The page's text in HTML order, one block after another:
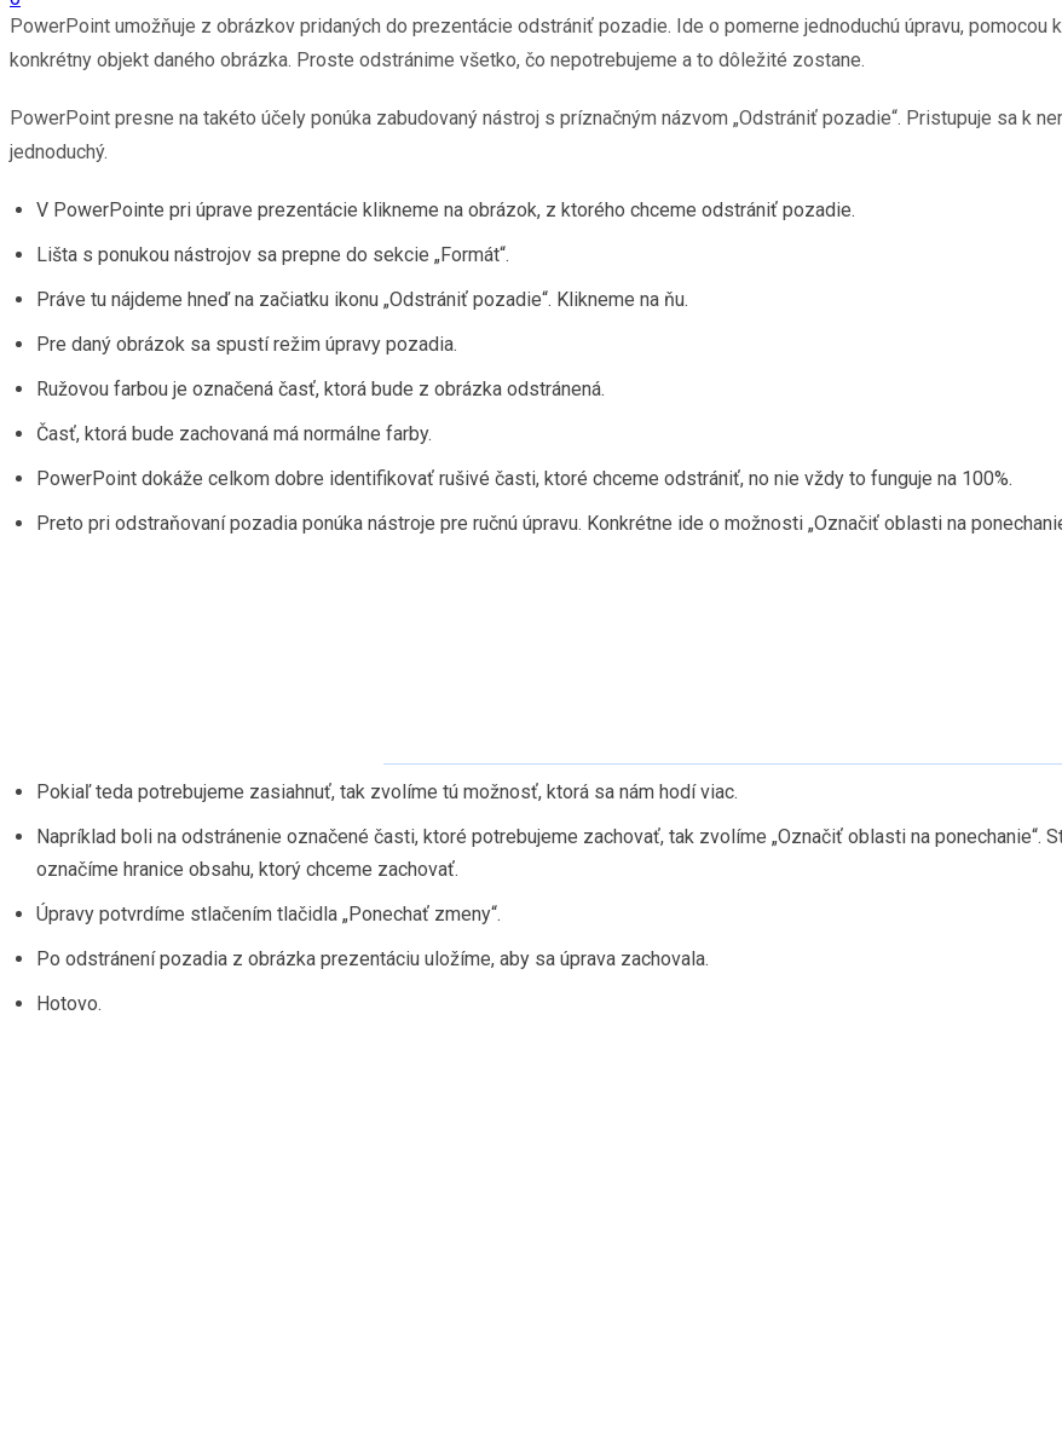
PowerPoint umožňuje z obrázkov pridaných do prezentácie odstrániť pozadie. Ide o pomerne jednoduchú úpravu,
konkrétny objekt daného obrázka. Proste odstránime všetko, čo nepotrebujeme a to dôležité zostane.
PowerPoint presne na takéto účely ponúka zabudovaný nástroj s príznačným názvom „Odstrániť pozadie“. Pristupuje sa k
jednoduchý.
V PowerPointe pri úprave prezentácie klikneme na obrázok, z ktorého chceme odstrániť pozadie.
Lišta s ponukou nástrojov sa prepne do sekcie „Formát“.
Práve tu nájdeme hneď na začiatku ikonu „Odstrániť pozadie“. Klikneme na ňu.
Pre daný obrázok sa spustí režim úpravy pozadia.
Ružovou farbou je označená časť, ktorá bude z obrázka odstránená.
Časť, ktorá bude zachovaná má normálne farby.
PowerPoint dokáže celkom dobre identifikovať rušivé časti, ktoré chceme odstrániť, no nie vždy to funguje na 100%.
Preto pri odstraňovaní pozadia ponúka nástroje pre ručnú úpravu. Konkrétne ide o možnosti „Označiť oblasti na
Pokiaľ teda potrebujeme zasiahnuť, tak zvolíme tú možnosť, ktorá sa nám hodí viac.
Napríklad boli na odstránenie označené časti, ktoré potrebujeme zachovať, tak zvolíme „Označiť oblasti na ponechanie“.
označíme hranice obsahu, ktorý chceme zachovať.
Úpravy potvrdíme stlačením tlačidla „Ponechať zmeny“.
Po odstránení pozadia z obrázka prezentáciu uložíme, aby sa úprava zachovala.
Hotovo.